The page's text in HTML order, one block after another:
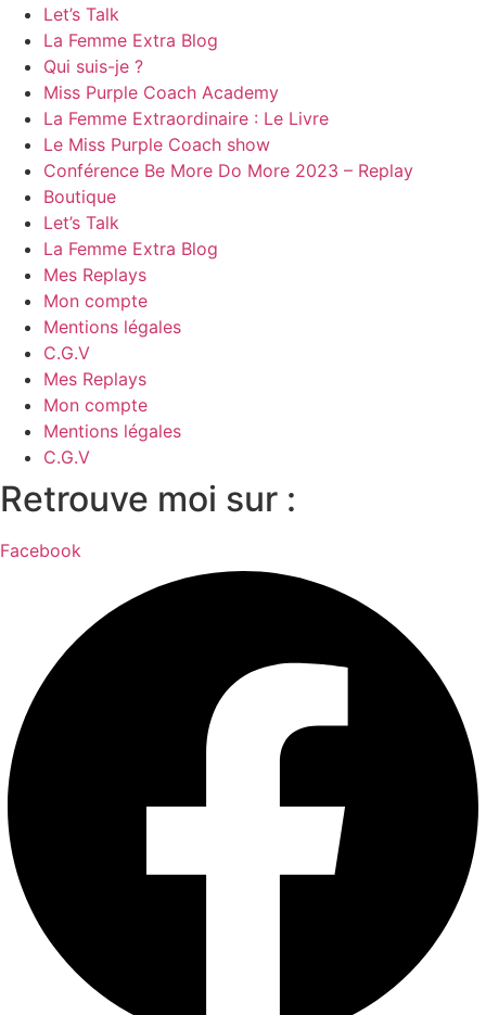
Let’s Talk
La Femme Extra Blog
Qui suis-je ?
Miss Purple Coach Academy
La Femme Extraordinaire : Le Livre
Le Miss Purple Coach show
Conférence Be More Do More 2023 – Replay
Boutique
Let’s Talk
La Femme Extra Blog
Mes Replays
Mon compte
Mentions légales
C.G.V
Mes Replays
Mon compte
Mentions légales
C.G.V
Retrouve moi sur :
Facebook